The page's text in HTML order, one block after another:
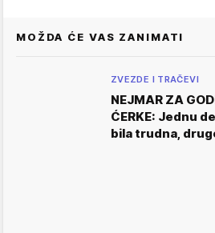
MOŽDA ĆE VAS ZANIMATI
ZVEZDE I TRAČEVI
NEJMAR ZA
ĆERKE: Jednu
bila trudna,